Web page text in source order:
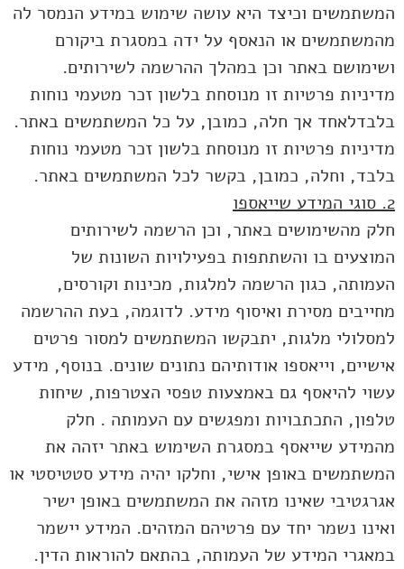
המשתמשים וכיצד היא עושה שימוש במידע הנמסר לה
מהמשתמשים או הנאסף על ידה במסגרת ביקורם
ושימושם באתר וכן במהלך ההרשמה לשירותים.
מדיניות פרטיות זו מנוסחת בלשון זכר מטעמי נוחות
בלבדלאחד אך חלה, כמובן, על כל המשתמשים באתר.
מדיניות פרטיות זו מנוסחת בלשון זכר מטעמי נוחות
בלבד, וחלה, כמובן, בקשר לכל המשתמשים באתר.
2. סוגי המידע שייאספו
חלק מהשימושים באתר, וכן הרשמה לשירותים
המוצעים בו והשתתפות בפעילויות השונות של
העמותה, כגון הרשמה למלגות, מכינות וקורסים,
מחייבים מסירת ואיסוף מידע. לדוגמה, בעת ההרשמה
למסלולי מלגות, יתבקשו המשתמשים למסור פרטים
אישיים, וייאספו אודותיהם נתונים שונים. בנוסף, מידע
עשוי להיאסף גם באמצעות טפסי הצטרפות, שיחות
טלפון, התכתבויות ומפגשים עם העמותה . חלק
מהמידע שייאסף במסגרת השימוש באתר יזהה את
המשתמשים באופן אישי, וחלקו יהיה מידע סטטיסטי או
אגרגטיבי שאינו מזהה את המשתמשים באופן ישיר
ואינו נשמר יחד עם פרטיהם המזהים. המידע יישמר
במאגרי המידע של העמותה, בהתאם להוראות הדין.